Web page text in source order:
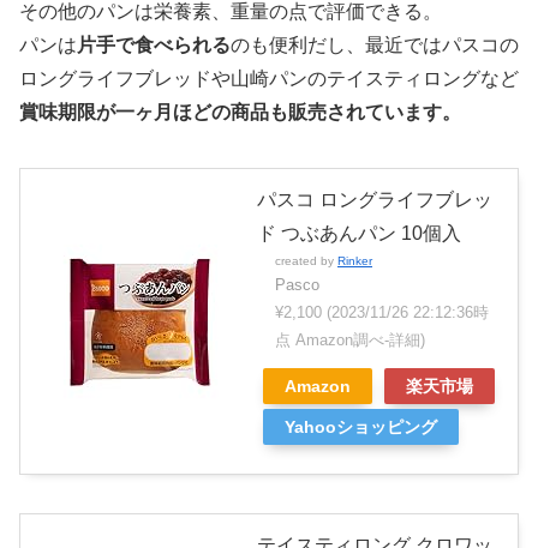
その他のパンは栄養素、重量の点で評価できる。
パンは 片手で食べられるのも便利だし、最近ではパスコの
ロングライフブレッドや山崎パンのテイスティロングなど
賞味期限が一ヶ月ほどの商品も販売されています。
パスコ ロングライフブレッ
ド つぶあんパン 10個入
created by Rinker
Pasco
¥2,100 (2023/11/26 22:12:36時
点 Amazon調べ-詳細)
Amazon 楽天市場
Yahooショッピング